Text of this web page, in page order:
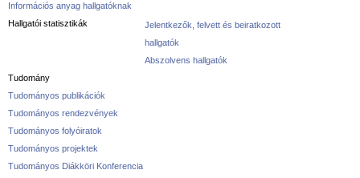
Információs anyag hallgatóknak
Hallgatói statisztikák
Jelentkezők, felvett és beiratkozott
hallgatók
Abszolvens hallgatók
Tudomány
Tudományos publikációk
Tudományos rendezvények
Tudományos folyóiratok
Tudományos projektek
Tudományos Diákköri Konferencia